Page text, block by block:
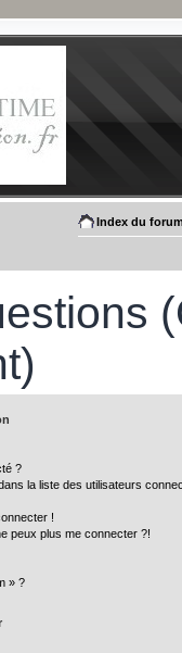
Index du
?
la liste des utilisateurs
!
peux plus me connecter ?!
» ?